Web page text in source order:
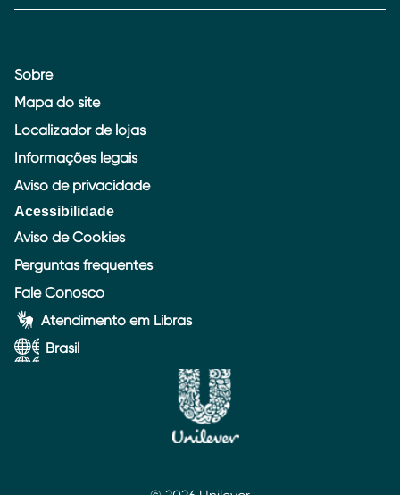
Sobre
Mapa do site
Localizador de lojas
Informações legais
Aviso de privacidade
Acessibilidade
Aviso de Cookies
Perguntas frequentes
Fale Conosco
Atendimento em Libras
Brasil